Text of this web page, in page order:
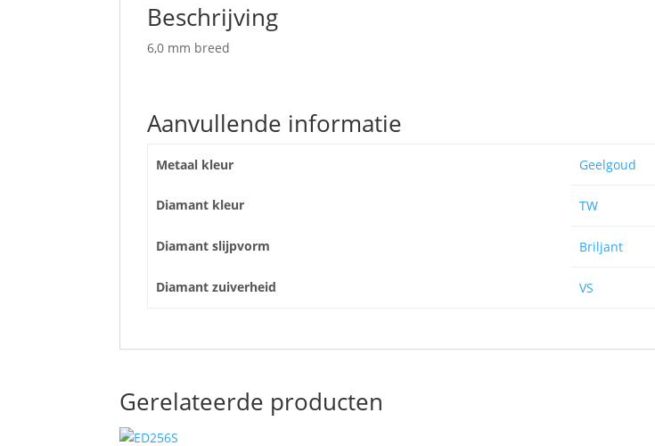
Beschrijving
6,0 mm breed
Aanvullende informatie
Metaal kleur Geelgoud
Diamant kleur TW
Diamant slijpvorm Briljant
Diamant zuiverheid VS
Gerelateerde producten